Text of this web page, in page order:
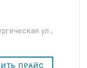
ул.,
ПРАЙС